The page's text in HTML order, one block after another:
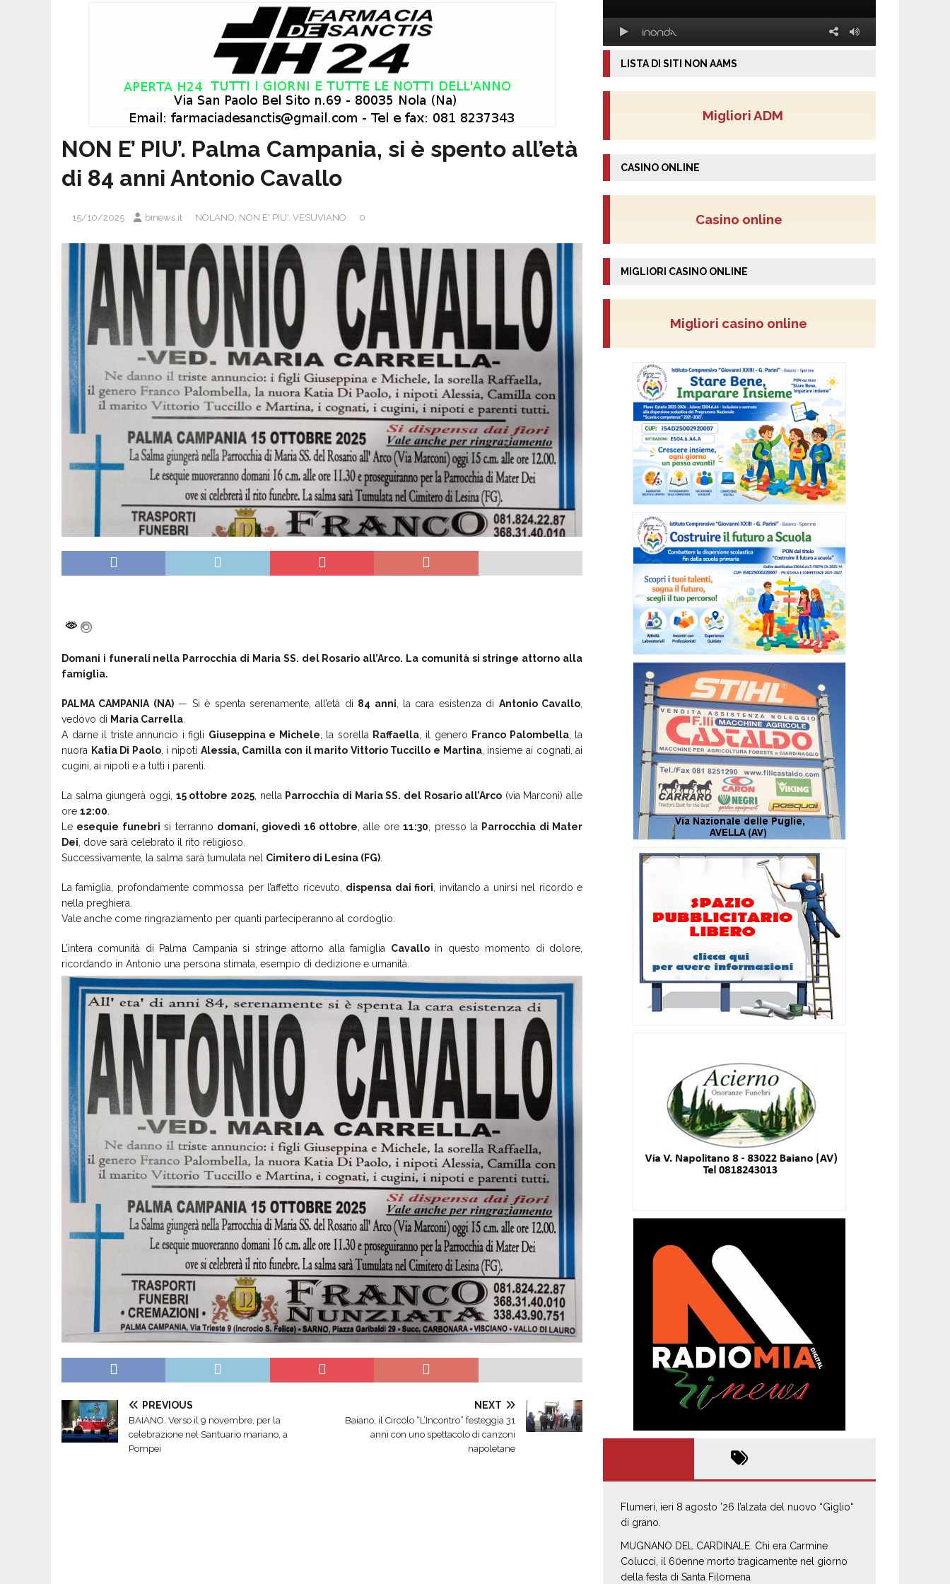
NON E’ PIU’. Palma Campania, si è spento all’età
di 84 anni Antonio Cavallo
15/10/2025 binews.it NOLANO, NON E' PIU', VESUVIANO 0
Domani i funerali nella Parrocchia di Maria SS. del Rosario all’Arco. La comunità si stringe attorno alla
famiglia.
PALMA CAMPANIA (NA)— Si è spenta serenamente, all’età di 84 anni , la cara esistenza di Antonio Cavallo
vedovo di Maria Carrella
A darne il triste annuncio i figli Giuseppina e Michele , la sorella Raffaella , il genero Franco Palombella, la
nuora Katia Di Paolo, i nipoti Alessia, Camilla con il marito Vittorio Tuccillo e Martina, insieme ai cognati, ai
cugini, ai nipoti e a tutti i parenti.
La salma giungerà oggi, 15 ottobre 2025, nella Parrocchia di Maria SS. del Rosario all’Arco (via Marconi) alle
ore 12:00
Le esequie funebri si terranno domani, giovedì 16 ottobre , alle ore11:30 , presso la Parrocchia di Mater
Dei , dove sarà celebrato il rito religioso.
Successivamente, la salma sarà tumulata nel Cimitero di Lesina (FG)
La famiglia, profondamente commossa per l’affetto ricevuto, dispensa dai fiori , invitando a unirsi nel ricordo e
nella preghiera.
Vale anche come ringraziamento per quanti parteciperanno al cordoglio.
L’intera comunità di Palma Campania si stringe attorno alla famiglia Cavalloin questo momento di dolore,
ricordando in Antonio una persona stimata, esempio di dedizione e umanità.
PREVIOUS
BAIANO. Verso il 9 novembre, per la
celebrazione nel Santuario mariano, a
Pompei
NEXT
Baiano, il Circolo “L’Incontro” festeggia 31
anni con uno spettacolo di canzoni
napoletane
LISTA DI SITI NON AAMS
Migliori ADM
CASINO ONLINE
Casino online
MIGLIORI CASINO ONLINE
Migliori casino online
Flumeri, ieri 8 agosto ’26 l’alzata del nuovo “Giglio“
di grano.
MUGNANO DEL CARDINALE. Chi era Carmine
Colucci, il 60enne morto tragicamente nel giorno
della festa di Santa Filomena